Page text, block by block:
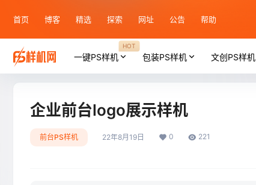
首页 博客 精选 探索 网址 公告 帮助
一键PS样机
HOT
包装PS样机 文创PS样机
企业前台logo展示样机
前台PS样机 22年8月19日 0 221